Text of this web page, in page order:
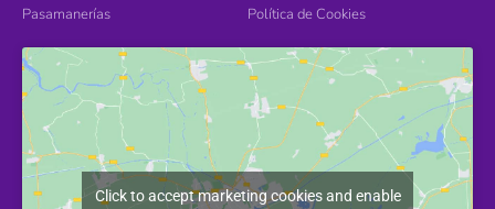
Pasamanerías
Política de Cookies
Click to accept marketing cookies and enable